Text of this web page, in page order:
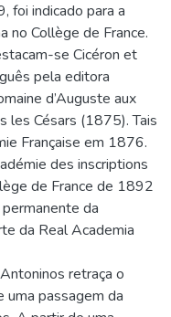
foi indicado para a
no Collège de France.
se Cicéron et
pela editora
d’Auguste aux
les Césars (1875). Tais
Française em 1876.
des inscriptions
de France de 1892
da
da Real Academia
retraça o
uma passagem da